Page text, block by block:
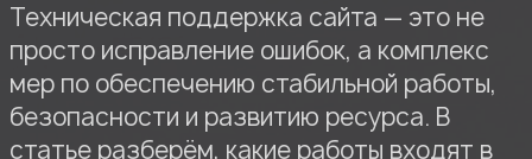
Техническая поддержка сайта — это не
просто исправление ошибок, а комплекс
мер по обеспечению стабильной работы,
безопасности и развитию ресурса. В
статье разберём, какие работы входят в